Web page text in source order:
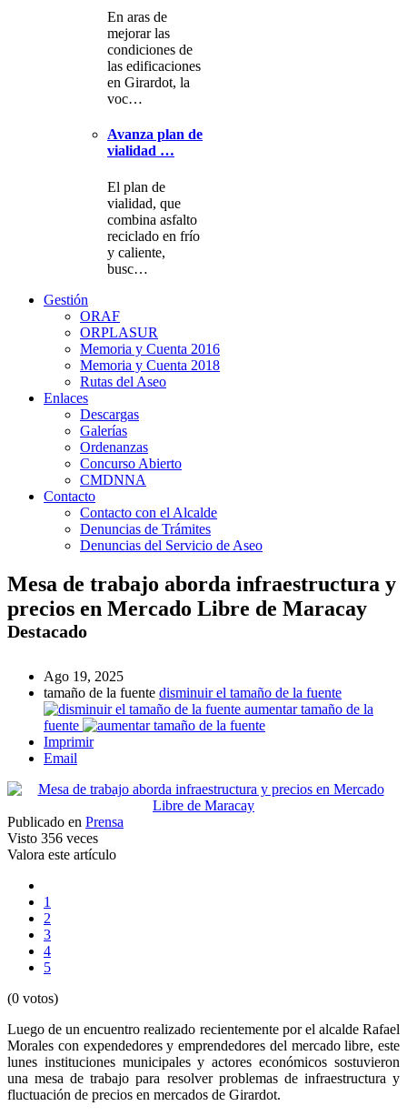
En aras de
mejorar las
condiciones de
las edificaciones
en Girardot, la
voc…
Avanza plan de
vialidad …
El plan de
vialidad, que
combina asfalto
reciclado en frío
y caliente,
busc…
Gestión
ORAF
ORPLASUR
Memoria y Cuenta 2016
Memoria y Cuenta 2018
Rutas del Aseo
Enlaces
Descargas
Galerías
Ordenanzas
Concurso Abierto
CMDNNA
Contacto
Contacto con el Alcalde
Denuncias de Trámites
Denuncias del Servicio de Aseo
Mesa de trabajo aborda infraestructura y
precios en Mercado Libre de Maracay
Destacado
Ago 19, 2025
tamaño de la fuente disminuir el tamaño de la fuente
aumentar tamaño de la
fuente
Imprimir
Email
Publicado en Prensa
Visto 356 veces
Valora este artículo
1
2
3
4
5
(0 votos)
Luego de un encuentro realizado recientemente por el alcalde Rafael
Morales con expendedores y emprendedores del mercado libre, este
lunes instituciones municipales y actores económicos sostuvieron
una mesa de trabajo para resolver problemas de infraestructura y
fluctuación de precios en mercados de Girardot.